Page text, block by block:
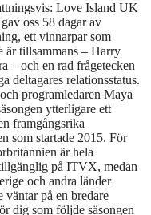
Love Island UK
oss 58 dagar av
ett vinnarpar som
är tillsammans – Harry
– och en rad frågetecken
deltagares relationsstatus.
programledaren Maya
ytterligare ett
framgångsrika
som startade 2015. För
är hela
på ITVX, medan
och andra länder
väntar på en bredare
dig som följde säsongen